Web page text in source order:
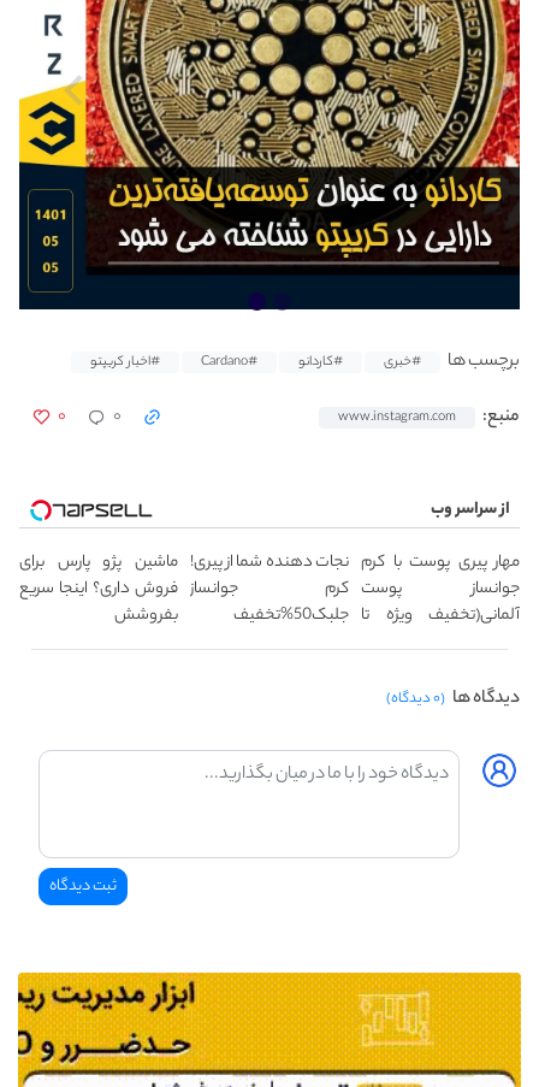
برچسب ها #خبری #کاردانو #Cardano #اخبار کریپتو
منبع: www.instagram.com ۰ ۰
از سراسر وب
مهار پیری پوست با کرم
جوانساز پوست
آلمانی(تخفیف ویژه تا
امشب)
نجات دهنده شما از پیری!
کرم جوانساز
جلبک50%تخفیف
ماشین پژو پارس برای
فروش داری؟ اینجا سریع
بفروشش
دیدگاه ها (۰ دیدگاه)